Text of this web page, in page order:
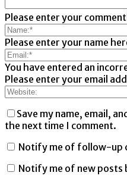
Please enter your
Please enter your name
You have entered an
Please enter your email
Save my name, email,
the next time I comment.
Notify me of follow-up
Notify me of new posts